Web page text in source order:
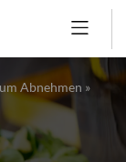
Abnehmen »